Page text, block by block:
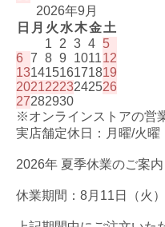
2026年9月
日 月 火 水木金土
1
2 3 4 5
6 7 8 9 101112
13141516171819
20212223242526
27282930
※オンラインストアの営
実店舗定休日：月曜/火曜
2026年 夏季休業のご案内
休業期間：8月11日（火